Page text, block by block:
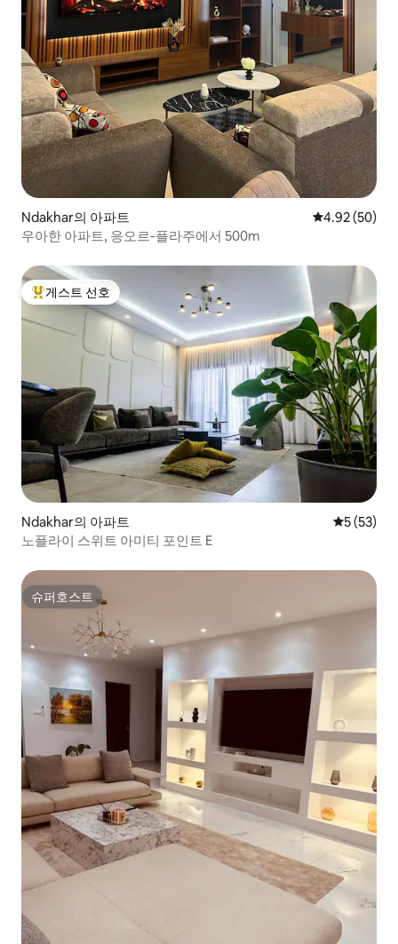
Ndakhar의 아파트 평점 4.92점(5
4.92 (50)
우아한 아파트, 응오르-플라주에서 500m
상위 게스트 선호
게스트 선호
Ndakhar의 아파트 평점 5점
5 (53)
노플라이 스위트 아미티 포인트 E
슈퍼호스트
슈퍼호스트